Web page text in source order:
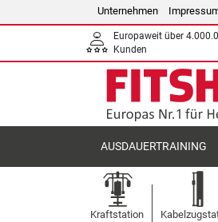
Unternehmen
Europaweit über
Kunden
AUSDAUERTRAINING
Kraftstation